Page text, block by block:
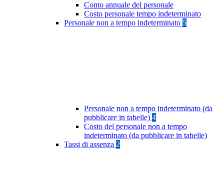
Conto annuale del personale
Costo personale tempo indeterminato
Personale non a tempo indeterminato 5
Personale non a tempo indeterminato (da
pubblicare in tabelle) 4
Costo del personale non a tempo
indeterminato (da pubblicare in tabelle)
Tassi di assenza 2